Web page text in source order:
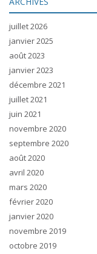
juillet 2026
janvier 2025
août 2023
janvier 2023
décembre 2021
juillet 2021
juin 2021
novembre 2020
septembre 2020
août 2020
avril 2020
mars 2020
février 2020
janvier 2020
novembre 2019
octobre 2019